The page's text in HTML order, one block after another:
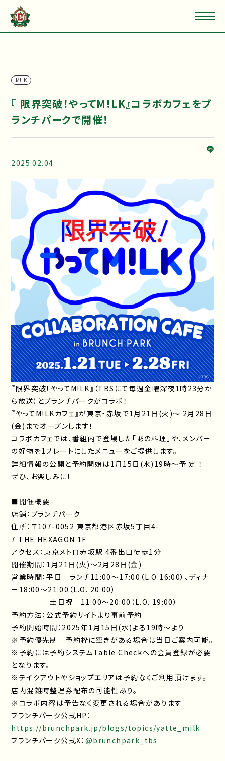
M!LK
『 限界突破！やってM!LK』コラボカフェをブ
ランチパークで開催！
2025.02.04
『限界突破！やってM!LK』（TBSにて毎週金曜深夜1時23分か
ら放送）とブランチパークがコラボ！
『やってM!LKカフェ』が東京・赤坂で1月21日(火)～ 2月28日
(金)までオープンします！
コラボカフェでは、番組内で登場した「あの料理」や、メンバー
の好物を1プレートにしたメニューをご提供します。
詳細情報の公開と予約開始は1月15日(水)19時～予 定 ！
ぜひ、お楽しみに！
■開催概要
店舗：ブランチパーク
住所：〒107-0052 東京都港区赤坂5丁目4-
7 THE HEXAGON 1F
アクセス：東京メトロ赤坂駅 4番出口徒歩1分
開催期間：1月21日(火)～2月28日(金)
営業時間：平日 ランチ11:00～17:00（L.O.16:00）、ディナ
ー18:00～21:00（L.O. 20:00）
土日祝 11:00～20:00（L.O. 19:00）
予約方法：公式予約サイトより事前予約
予約開始時間：2025年1月15日(水)よる19時～より
※予約優先制 予約枠に空きがある場合は当日ご案内可能。
※予約には予約システムTable Checkへの会員登録が必要
となります。
※テイクアウトやショップエリアは予約なくご利用頂けます。
店内混雑時整理券配布の可能性あり。
※コラボ内容は予告なく変更される場合があります
ブランチパーク公式HP：
https://brunchpark.jp/blogs/topics/yatte_milk
ブランチパーク公式X： @brunchpark_tbs